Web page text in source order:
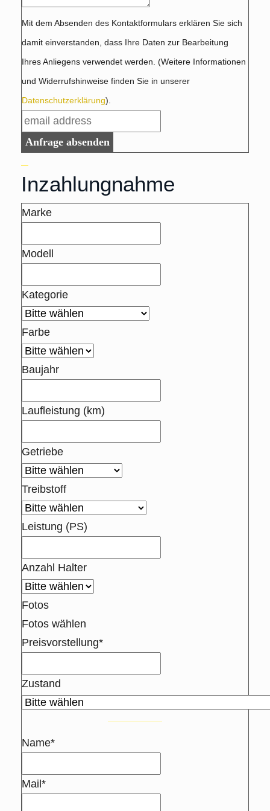
Mit dem Absenden des Kontaktformulars erklären Sie sich
damit einverstanden, dass Ihre Daten zur Bearbeitung
Ihres Anliegens verwendet werden. (Weitere Informationen
und Widerrufshinweise finden Sie in unserer
Datenschutzerklärung).
Anfrage absenden
Inzahlungnahme
Marke
Modell
Kategorie
Farbe
Baujahr
Laufleistung (km)
Getriebe
Treibstoff
Leistung (PS)
Anzahl Halter
Fotos
Fotos wählen
Preisvorstellung*
Zustand
Name*
Mail*